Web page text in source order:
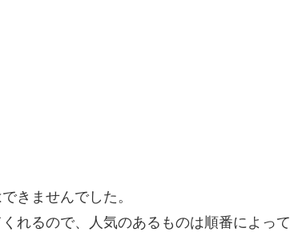
きませんでした。
れるので、人気のあるものは順番によって